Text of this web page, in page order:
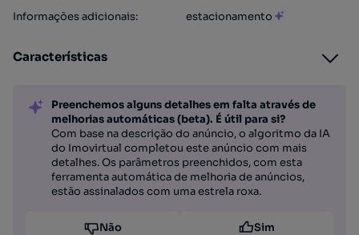
Informações adicionais: estacionamento
Características
Preenchemos alguns detalhes em falta através de
melhorias automáticas (beta). É útil para si?
Com base na descrição do anúncio, o algoritmo da IA
do Imovirtual completou este anúncio com mais
detalhes. Os parâmetros preenchidos, com esta
ferramenta automática de melhoria de anúncios,
estão assinalados com uma estrela roxa.
Não Sim